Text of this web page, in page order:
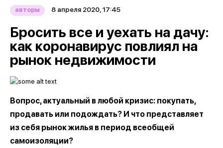
авторы 8 апреля 2020, 17:45
Бросить все и уехать на дачу:
как коронавирус повлиял на
рынок недвижимости
Вопрос, актуальный в любой кризис: покупать,
продавать или подождать? И что представляет
из себя рынок жилья в период всеобщей
самоизоляции?